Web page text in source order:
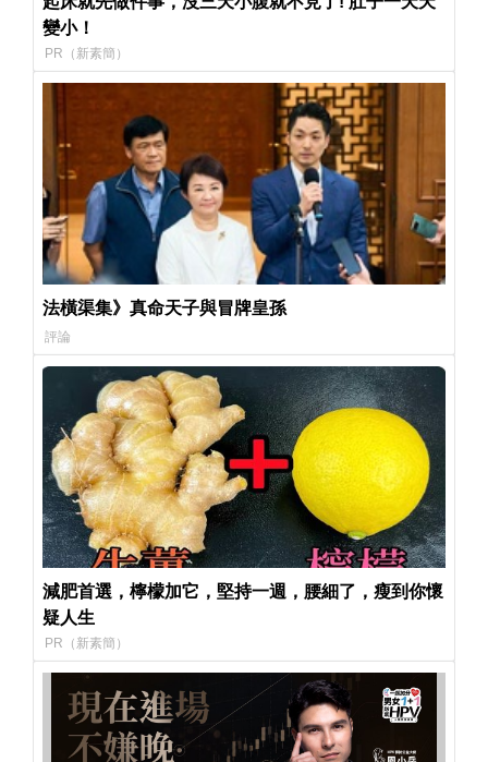
變小！
PR（新素簡）
法橫渠集》真命天子與冒牌皇孫
評論
減肥首選，檸檬加它，堅持一週，腰細了，瘦到你懷
疑人生
PR（新素簡）